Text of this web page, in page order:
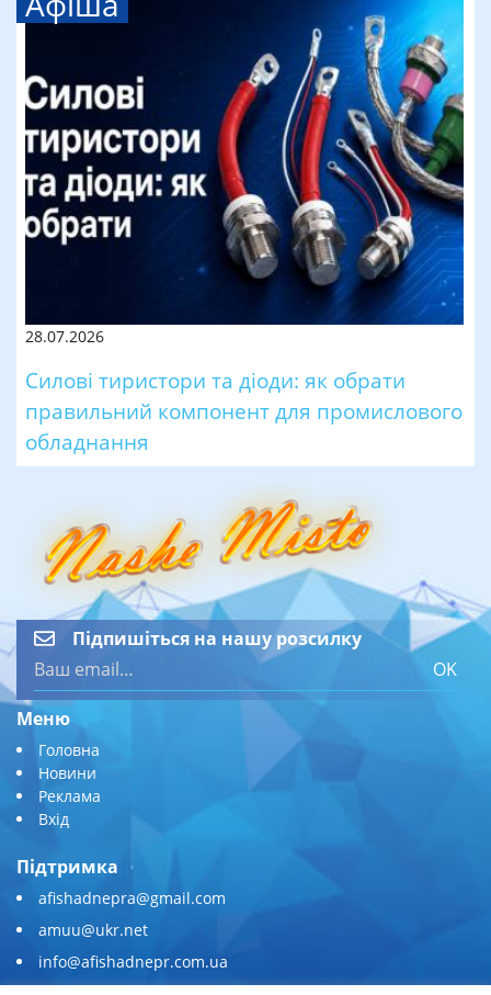
28.07.2026
Силові тиристори та діоди: як обрати
правильний компонент для промислового
обладнання
Підпишіться на нашу розсилку
OK
Меню
Головна
Новини
Реклама
Вхід
Підтримка
afishadnepra@gmail.com
amuu@ukr.net
info@afishadnepr.com.ua